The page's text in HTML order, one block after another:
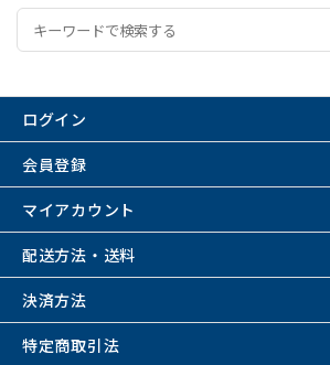
ログイン
会員登録
マイアカウント
配送方法・送料
決済方法
特定商取引法